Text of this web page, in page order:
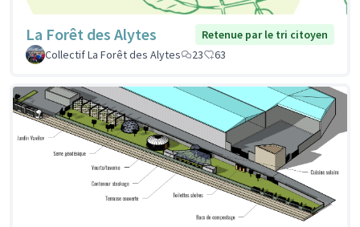
La Forêt des Alytes
Retenue par le tri citoyen
Collectif La Forêt des Alytes
23 63